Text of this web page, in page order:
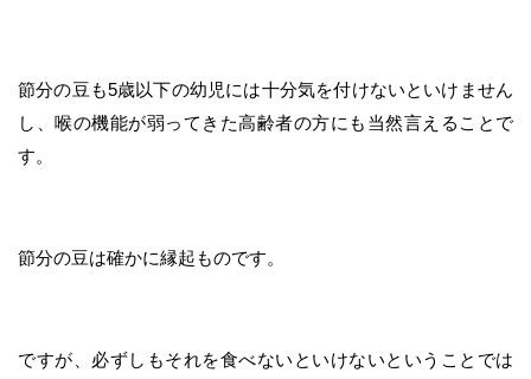
節分の豆も5歳以下の幼児には十分気を付けないといけません
し、喉の機能が弱ってきた高齢者の方にも当然言えることで
す。
節分の豆は確かに縁起ものです。
ですが、必ずしもそれを食べないといけないということでは